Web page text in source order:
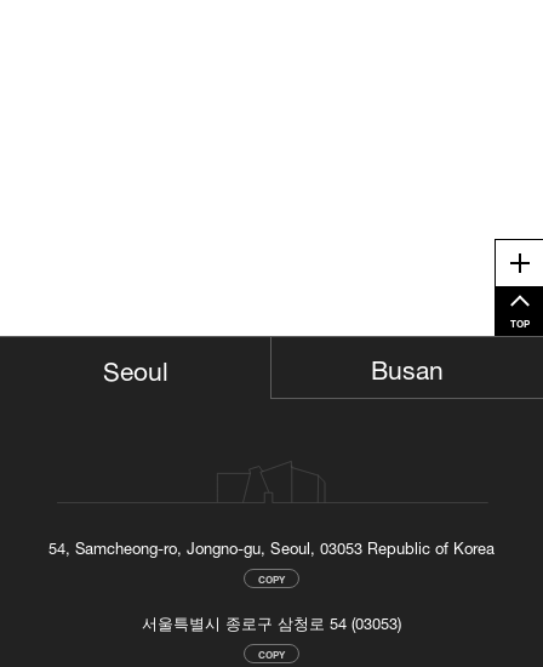
TOP
Seoul
54, Samcheong-ro, Jongno-gu, Seoul, 03053 Republic of Korea
COPY
서울특별시 종로구 삼청로 54 (03053)
COPY
Busan